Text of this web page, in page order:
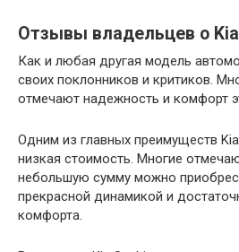
Отзывы владельцев о
Как и любая другая модель
своих поклонников и критиков.
отмечают надежность и комфорт
Одним из главных преимуществ Kia
низкая стоимость. Многие
небольшую сумму можно
прекрасной динамикой и
комфорта.